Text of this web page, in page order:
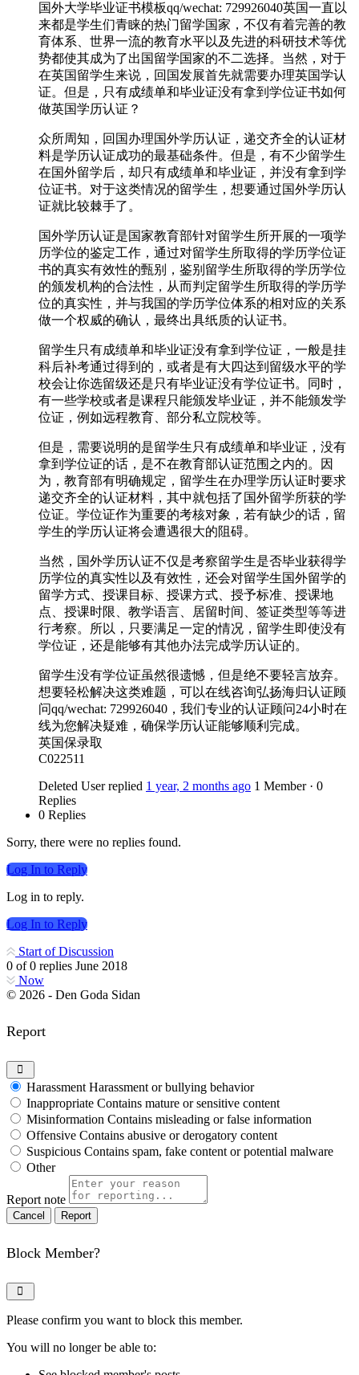
国外大学毕业证书模板qq/wechat: 729926040英国一直以
来都是学生们青睐的热门留学国家，不仅有着完善的教
育体系、世界一流的教育水平以及先进的科研技术等优
势都使其成为了出国留学国家的不二选择。当然，对于
在英国留学生来说，回国发展首先就需要办理英国学认
证。但是，只有成绩单和毕业证没有拿到学位证书如何
做英国学历认证？
众所周知，回国办理国外学历认证，递交齐全的认证材
料是学历认证成功的最基础条件。但是，有不少留学生
在国外留学后，却只有成绩单和毕业证，并没有拿到学
位证书。对于这类情况的留学生，想要通过国外学历认
证就比较棘手了。
国外学历认证是国家教育部针对留学生所开展的一项学
历学位的鉴定工作，通过对留学生所取得的学历学位证
书的真实有效性的甄别，鉴别留学生所取得的学历学位
的颁发机构的合法性，从而判定留学生所取得的学历学
位的真实性，并与我国的学历学位体系的相对应的关系
做一个权威的确认，最终出具纸质的认证书。
留学生只有成绩单和毕业证没有拿到学位证，一般是挂
科后补考通过得到的，或者是有大四达到留级水平的学
校会让你选留级还是只有毕业证没有学位证书。同时，
有一些学校或者是课程只能颁发毕业证，并不能颁发学
位证，例如远程教育、部分私立院校等。
但是，需要说明的是留学生只有成绩单和毕业证，没有
拿到学位证的话，是不在教育部认证范围之内的。因
为，教育部有明确规定，留学生在办理学历认证时要求
递交齐全的认证材料，其中就包括了国外留学所获的学
位证。学位证作为重要的考核对象，若有缺少的话，留
学生的学历认证将会遭遇很大的阻碍。
当然，国外学历认证不仅是考察留学生是否毕业获得学
历学位的真实性以及有效性，还会对留学生国外留学的
留学方式、授课目标、授课方式、授予标准、授课地
点、授课时限、教学语言、居留时间、签证类型等等进
行考察。所以，只要满足一定的情况，留学生即使没有
学位证，还是能够有其他办法完成学历认证的。
留学生没有学位证虽然很遗憾，但是绝不要轻言放弃。
想要轻松解决这类难题，可以在线咨询弘扬海归认证顾
问qq/wechat: 729926040，我们专业的认证顾问24小时在
线为您解决疑难，确保学历认证能够顺利完成。
英国保录取
C022511
Deleted User replied 1 year, 2 months ago 1 Member · 0
Replies
0 Replies
Sorry, there were no replies found.
Log In to Reply
Log in to reply.
Log In to Reply
Start of Discussion
0 of0 replies June 2018
Now
© 2026 - Den Goda Sidan
Report
Harassment Harassment or bullying behavior
Inappropriate Contains mature or sensitive content
Misinformation Contains misleading or false information
Offensive Contains abusive or derogatory content
Suspicious Contains spam, fake content or potential malware
Other
Report note
Report
Block Member?
Please confirm you want to block this member.
You will no longer be able to: